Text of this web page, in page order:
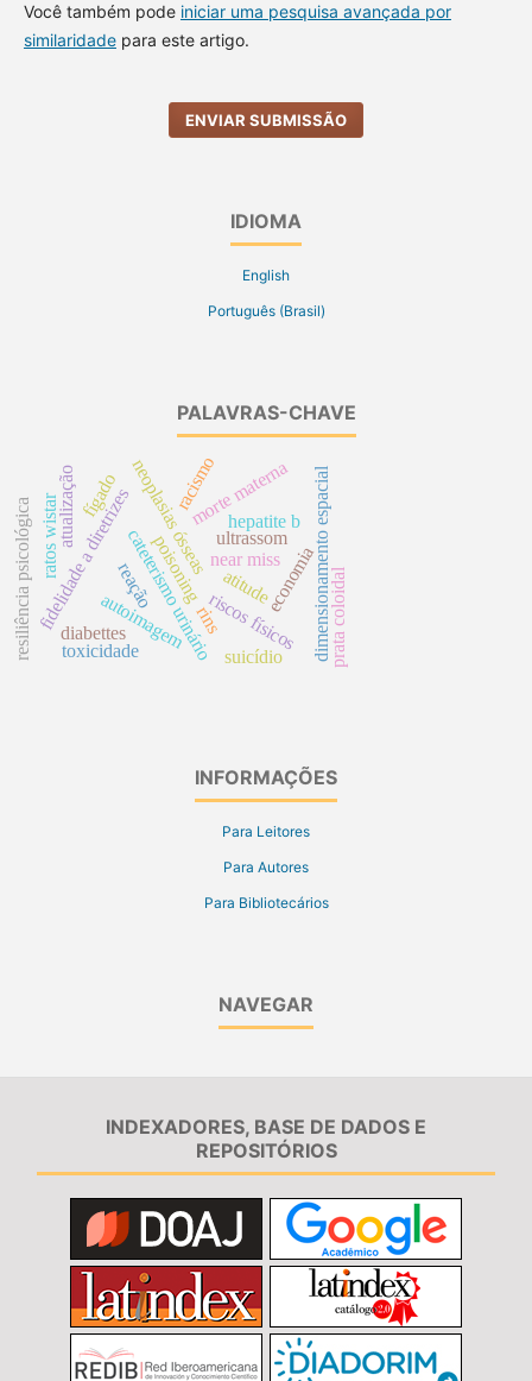
Você também pode iniciar uma pesquisa avançada por
similaridadepara este artigo.
ENVIAR SUBMISSÃO
IDIOMA
English
Português (Brasil)
PALAVRAS-CHAVE
hepatite b
neoplasias ósseas
poisoning ultrassom
cateterismo urinárionear miss
fidelidade a diretrizes
resiliência psicológica dimensionamento espacial
riscos físicos
autoimagem
morte materna
economia
suicídio
reação prata coloidal
diabettes
toxicidade
ratos wistar fígado
rins
racismo
atualização
atitude
INFORMAÇÕES
Para Leitores
Para Autores
Para Bibliotecários
NAVEGAR
INDEXADORES, BASE DE DADOS E
REPOSITÓRIOS